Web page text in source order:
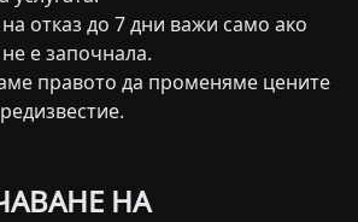
отказ до 7 дни важи само ако
е започнала.
правото да променяме цените
НА